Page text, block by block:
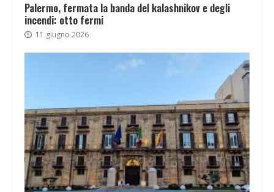
Palermo, fermata la banda del kalashnikov e degli
incendi: otto fermi
11 giugno 2026